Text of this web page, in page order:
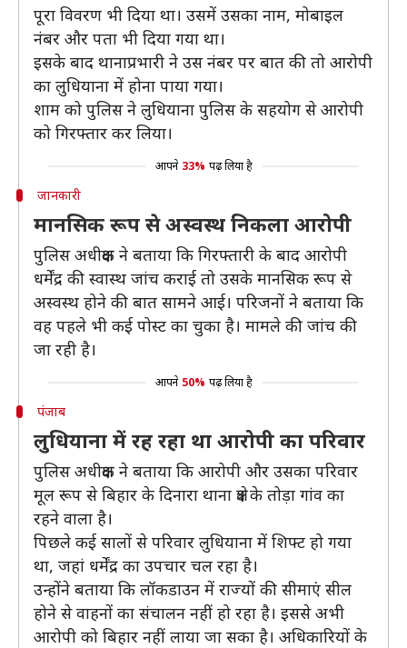
पूरा विवरण भी दिया था। उसमें उसका नाम, मोबाइल
नंबर और पता भी दिया गया था।
इसके बाद थानाप्रभारी ने उस नंबर पर बात की तो आरोपी
का लुधियाना में होना पाया गया।
शाम को पुलिस ने लुधियाना पुलिस के सहयोग से आरोपी
को गिरफ्तार कर लिया।
आपने 33% पढ़ लिया है
जानकारी
मानसिक रूप से अस्वस्थ निकला आरोपी
पुलिस अधीक्षक ने बताया कि गिरफ्तारी के बाद आरोपी
धर्मेंद्र की स्वास्थ जांच कराई तो उसके मानसिक रूप से
अस्वस्थ होने की बात सामने आई। परिजनों ने बताया कि
वह पहले भी कई पोस्ट का चुका है। मामले की जांच की
जा रही है।
आपने 50% पढ़ लिया है
पंजाब
लुधियाना में रह रहा था आरोपी का परिवार
पुलिस अधीक्षक ने बताया कि आरोपी और उसका परिवार
मूल रूप से बिहार के दिनारा थाना क्षेत्र के तोड़ा गांव का
रहने वाला है।
पिछले कई सालों से परिवार लुधियाना में शिफ्ट हो गया
था, जहां धर्मेंद्र का उपचार चल रहा है।
उन्होंने बताया कि लॉकडाउन में राज्यों की सीमाएं सील
होने से वाहनों का संचालन नहीं हो रहा है। इससे अभी
आरोपी को बिहार नहीं लाया जा सका है। अधिकारियों के